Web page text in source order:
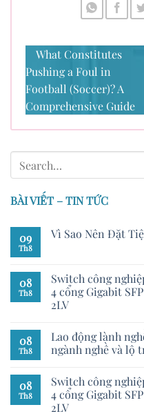
What Constitutes
Pushing a Foul in
Football (Soccer)? A
Comprehensive Guide
BÀI VIẾT – TIN TỨC
09
Th8
Vì Sao Nên Đặt
08
Th8
Switch công
4 cổng Gigabit
2LV
08
Th8
Lao động lành
ngành nghề và lộ
08
Th8
Switch công
4 cổng Gigabit
2LV